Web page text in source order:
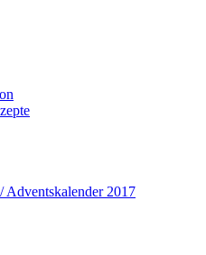
Adventskalender 2017